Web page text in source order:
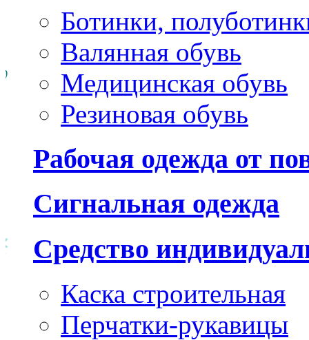
Ботинки,
Валянная обувь
Медицинская обувь
Резиновая обувь
Рабочая одежда от
Сигнальная одежда
Средство
Каска строительная
Перчатки-рукавицы